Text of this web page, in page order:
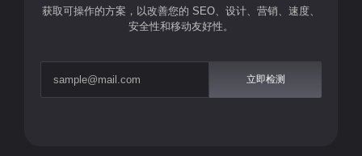
获取可操作的方案，以改善您的 SEO、设计、营销、速度、
安全性和移动友好性。
立即检测